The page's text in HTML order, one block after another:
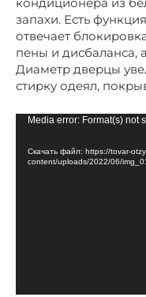
запахи. Есть
отвечает
пены и дисбаланса,
Диаметр дверцы
стирку одеял,
Видеоплеер
Media error: Format(s) not
Скачать файл: https://tovar-
content/uploads/2022/06/